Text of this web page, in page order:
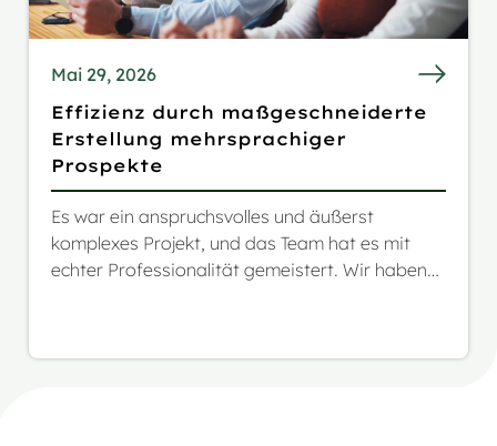
Mai 29, 2026
Effizienz durch maßgeschneiderte
Erstellung mehrsprachiger
Prospekte
Es war ein anspruchsvolles und äußerst
komplexes Projekt, und das Team hat es mit
echter Professionalität gemeistert. Wir haben